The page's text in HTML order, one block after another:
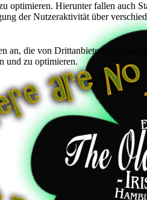
optimieren. Hierunter fallen auch
der Nutzeraktivität über
an, die von Drittanbietern
und zu optimieren.